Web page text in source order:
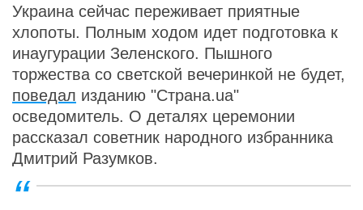
Украина сейчас переживает приятные
хлопоты. Полным ходом идет подготовка к
инаугурации Зеленского. Пышного
торжества со светской вечеринкой не будет,
поведал изданию "Страна.ua"
осведомитель. О деталях церемонии
рассказал советник народного избранника
Дмитрий Разумков.